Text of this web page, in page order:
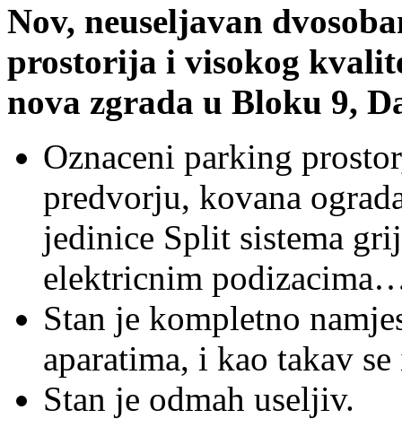
Nov, neuseljavan
prostorija i visokog
nova zgrada u Bloku 9,
Oznaceni parking
predvorju, kovana
jedinice Split sistema
elektricnim
Stan je kompletno
aparatima, i kao takav
Stan je odmah useljiv.